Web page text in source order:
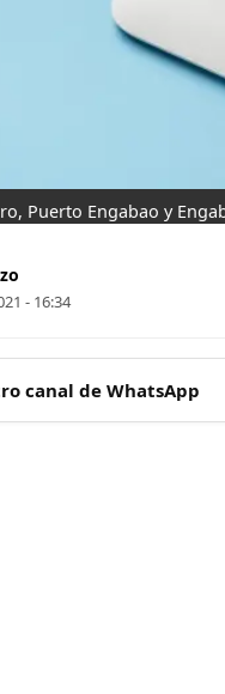
Puerto Engabao y
- 16:34
canal de WhatsApp